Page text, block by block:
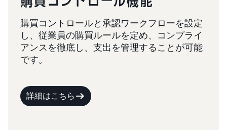
購買コントロールと承認ワークフローを設定
し、従業員の購買ルールを定め、コンプライ
アンスを徹底し、支出を管理することが可能
です。
詳細はこちら